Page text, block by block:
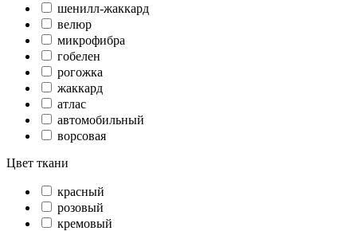
шенилл-жаккард
велюр
микрофибра
гобелен
рогожка
жаккард
атлас
автомобильный
ворсовая
Цвет ткани
красный
розовый
кремовый